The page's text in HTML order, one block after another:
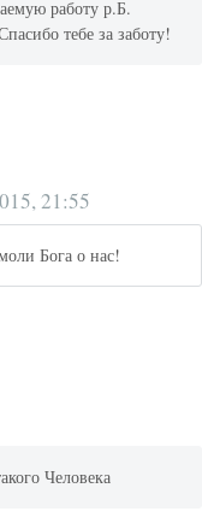
работу р.Б.
тебе за заботу!
21:55
Бога о нас!
Человека